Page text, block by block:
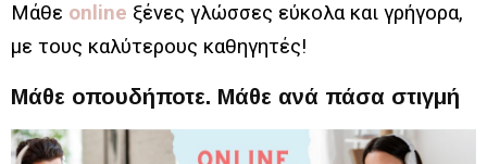
Μάθε online ξένες γλώσσες εύκολα και γρήγορα,
με τους καλύτερους καθηγητές!
Μάθε οπουδήποτε. Μάθε ανά πάσα στιγμή